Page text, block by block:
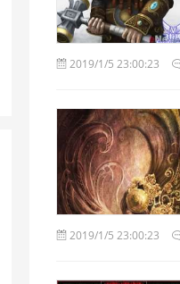
2019/1/5 23:00:23
2019/1/5 23:00:23